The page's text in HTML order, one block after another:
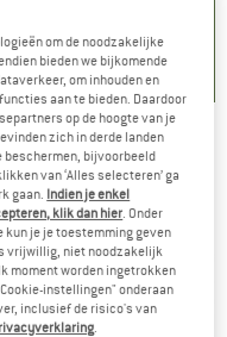
Parka - Lange
om de noodzakelijke
bieden we bijkomende
om inhouden en
aan te bieden. Daardoor
op de hoogte van je
zich in derde landen
beschermen, bijvoorbeeld
van ‘Alles selecteren’ ga
gaan. Indien je enkel
klik dan hier. Onder
kun je je toestemming geven
vrijwillig, niet noodzakelijk
moment worden ingetrokken
instellingen" onderaan
inclusief de risico's van
.